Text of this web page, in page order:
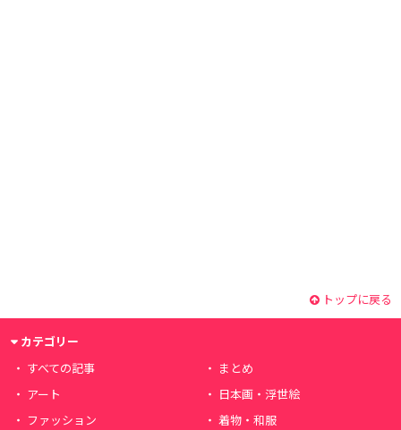
トップに戻る
カテゴリー
すべての記事
まとめ
アート
日本画・浮世絵
ファッション
着物・和服